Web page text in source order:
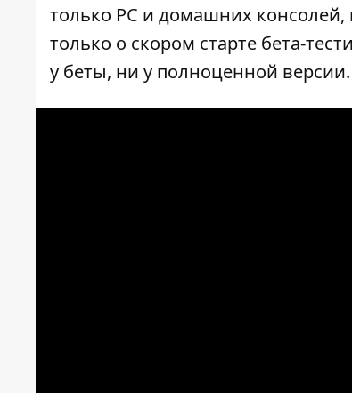
только PC и домашних
только о скором старте бета-
у беты, ни у полноценной версии.